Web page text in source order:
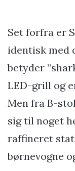
Set forfra er
identisk med
betyder
LED-grill og
Men fra B-
sig til noget
raffineret
børnevogne